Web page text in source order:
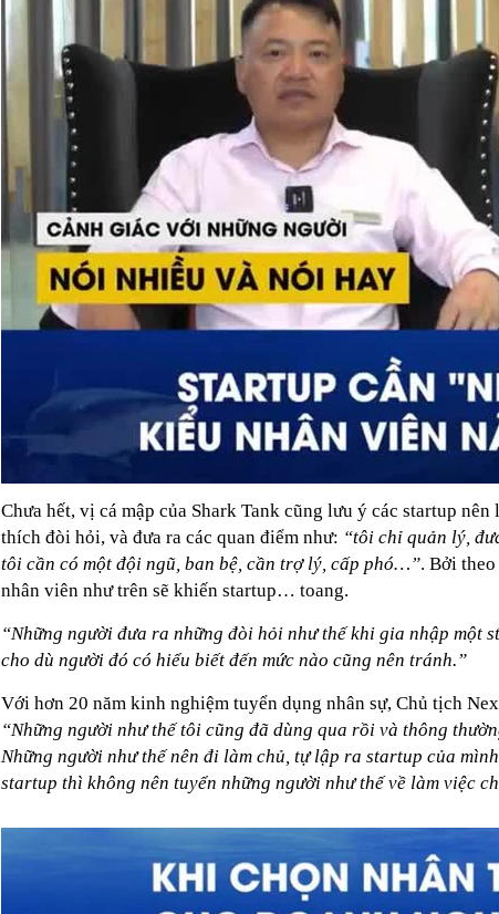
Chưa hết, vị cá mập của Shark Tank cũng lưu ý các startup
thích đòi hỏi, và đưa ra các quan điểm như: “tôi chỉ quản lý,
tôi cần có một đội ngũ, ban bệ, cần trợ lý, cấp phó…”. Bởi
nhân viên như trên sẽ khiến startup… toang.
“Những người đưa ra những đòi hỏi như thế khi gia nhập một
cho dù người đó có hiểu biết đến mức nào cũng nên tránh.”
Với hơn 20 năm kinh nghiệm tuyển dụng nhân sự, Chủ tịch
“Những người như thế tôi cũng đã dùng qua rồi và thông
Những người như thế nên đi làm chủ, tự lập ra startup của
startup thì không nên tuyển những người như thế về làm việc